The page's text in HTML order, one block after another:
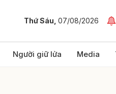
Thứ Sáu, 07/08/2026
Người giữ lửa Media